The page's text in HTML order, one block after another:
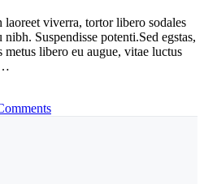
viverra, tortor libero sodales
Suspendisse potenti.Sed egstas,
libero eu augue, vitae luctus